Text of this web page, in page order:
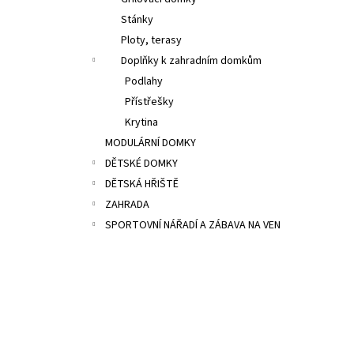
Stánky
Ploty, terasy
Doplňky k zahradním domkům
Podlahy
Přístřešky
Krytina
MODULÁRNÍ DOMKY
DĚTSKÉ DOMKY
DĚTSKÁ HŘIŠTĚ
ZAHRADA
SPORTOVNÍ NÁŘADÍ A ZÁBAVA NA VEN